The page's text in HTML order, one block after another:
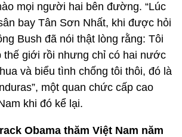
mọi người hai bên đường. “Lúc
bay Tân Sơn Nhất, khi được hỏi
Bush đã nói thật lòng rằng: Tôi
thế giới rồi nhưng chỉ có hai nước
và biểu tình chống tôi thôi, đó là
một quan chức cấp cao
khi đó kể lại.
Obama thăm Việt Nam năm